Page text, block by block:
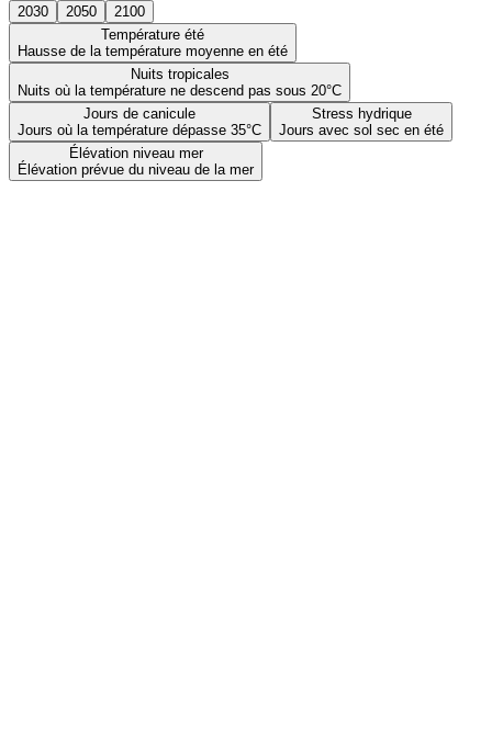
2030 2050
2100
Température été
Hausse de la température moyenne en été
Nuits tropicales
Nuits où la température ne descend pas sous 20°C
Jours de canicule
Jours où la température dépasse 35°C
Stress hydrique
Jours avec sol sec en été
Élévation niveau mer
Élévation prévue du niveau de la mer